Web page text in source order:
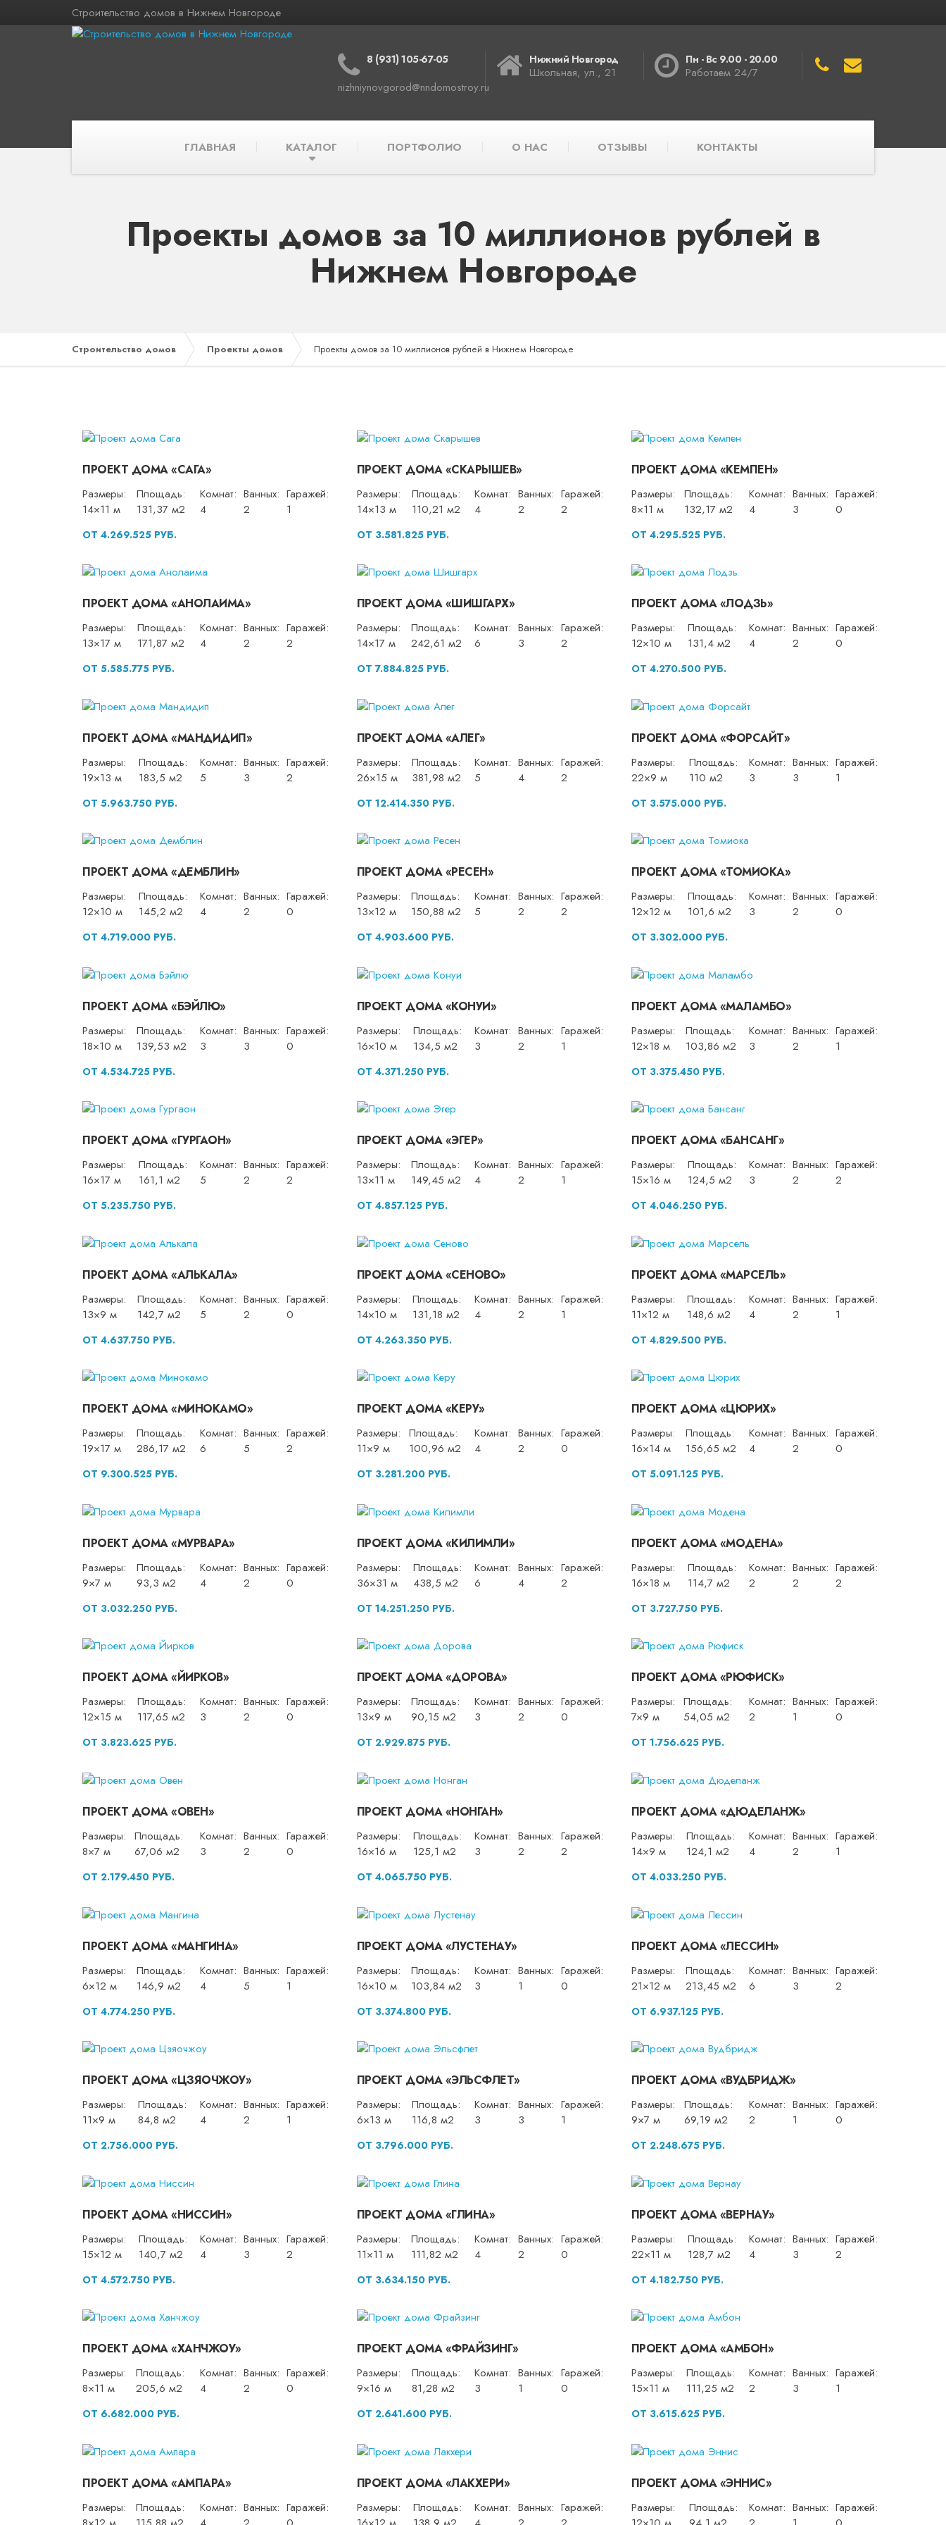
Строительство домов в Нижнем Новгороде
8 (931) 105-67-05
nizhniynovgorod@nndomostroy.ru
Нижний Новгород
Школьная, ул., 21
Пн - Вс 9.00 - 20.00
Работаем 24/7
ГЛАВНАЯ КАТАЛОГ ПОРТФОЛИО О НАС ОТЗЫВЫ КОНТАКТЫ
Проекты домов за 10 миллионов рублей в
Нижнем Новгороде
Строительство домов Проекты домов Проекты домов за 10 миллионов рублей в Нижнем Новгороде
ПРОЕКТ ДОМА «САГА»
Размеры:
14×11 м
Площадь:
131,37 м2
Комнат:
4
Ванных:
2
Гаражей:
1
ОТ 4.269.525 РУБ.
ПРОЕКТ ДОМА «СКАРЫШЕВ»
Размеры:
14×13 м
Площадь:
110,21 м2
Комнат:
4
Ванных:
2
Гаражей:
2
ОТ 3.581.825 РУБ.
ПРОЕКТ ДОМА «КЕМПЕН»
Размеры:
8×11 м
Площадь:
132,17 м2
Комнат:
4
Ванных:
3
Гаражей:
0
ОТ 4.295.525 РУБ.
ПРОЕКТ ДОМА «АНОЛАИМА»
Размеры:
13×17 м
Площадь:
171,87 м2
Комнат:
4
Ванных:
2
Гаражей:
2
ОТ 5.585.775 РУБ.
ПРОЕКТ ДОМА «ШИШГАРХ»
Размеры:
14×17 м
Площадь:
242,61 м2
Комнат:
6
Ванных:
3
Гаражей:
2
ОТ 7.884.825 РУБ.
ПРОЕКТ ДОМА «ЛОДЗЬ»
Размеры:
12×10 м
Площадь:
131,4 м2
Комнат:
4
Ванных:
2
Гаражей:
0
ОТ 4.270.500 РУБ.
ПРОЕКТ ДОМА «МАНДИДИП»
Размеры:
19×13 м
Площадь:
183,5 м2
Комнат:
5
Ванных:
3
Гаражей:
2
ОТ 5.963.750 РУБ.
ПРОЕКТ ДОМА «АЛЕГ»
Размеры:
26×15 м
Площадь:
381,98 м2
Комнат:
5
Ванных:
4
Гаражей:
2
ОТ 12.414.350 РУБ.
ПРОЕКТ ДОМА «ФОРСАЙТ»
Размеры:
22×9 м
Площадь:
110 м2
Комнат:
3
Ванных:
3
Гаражей:
1
ОТ 3.575.000 РУБ.
ПРОЕКТ ДОМА «ДЕМБЛИН»
Размеры:
12×10 м
Площадь:
145,2 м2
Комнат:
4
Ванных:
2
Гаражей:
0
ОТ 4.719.000 РУБ.
ПРОЕКТ ДОМА «РЕСЕН»
Размеры:
13×12 м
Площадь:
150,88 м2
Комнат:
5
Ванных:
2
Гаражей:
2
ОТ 4.903.600 РУБ.
ПРОЕКТ ДОМА «ТОМИОКА»
Размеры:
12×12 м
Площадь:
101,6 м2
Комнат:
3
Ванных:
2
Гаражей:
0
ОТ 3.302.000 РУБ.
ПРОЕКТ ДОМА «БЭЙЛЮ»
Размеры:
18×10 м
Площадь:
139,53 м2
Комнат:
3
Ванных:
3
Гаражей:
0
ОТ 4.534.725 РУБ.
ПРОЕКТ ДОМА «КОНУИ»
Размеры:
16×10 м
Площадь:
134,5 м2
Комнат:
3
Ванных:
2
Гаражей:
1
ОТ 4.371.250 РУБ.
ПРОЕКТ ДОМА «МАЛАМБО»
Размеры:
12×18 м
Площадь:
103,86 м2
Комнат:
3
Ванных:
2
Гаражей:
1
ОТ 3.375.450 РУБ.
ПРОЕКТ ДОМА «ГУРГАОН»
Размеры:
16×17 м
Площадь:
161,1 м2
Комнат:
5
Ванных:
2
Гаражей:
2
ОТ 5.235.750 РУБ.
ПРОЕКТ ДОМА «ЭГЕР»
Размеры:
13×11 м
Площадь:
149,45 м2
Комнат:
4
Ванных:
2
Гаражей:
1
ОТ 4.857.125 РУБ.
ПРОЕКТ ДОМА «БАНСАНГ»
Размеры:
15×16 м
Площадь:
124,5 м2
Комнат:
3
Ванных:
2
Гаражей:
2
ОТ 4.046.250 РУБ.
ПРОЕКТ ДОМА «АЛЬКАЛА»
Размеры:
13×9 м
Площадь:
142,7 м2
Комнат:
5
Ванных:
2
Гаражей:
0
ОТ 4.637.750 РУБ.
ПРОЕКТ ДОМА «СЕНОВО»
Размеры:
14×10 м
Площадь:
131,18 м2
Комнат:
4
Ванных:
2
Гаражей:
1
ОТ 4.263.350 РУБ.
ПРОЕКТ ДОМА «МАРСЕЛЬ»
Размеры:
11×12 м
Площадь:
148,6 м2
Комнат:
4
Ванных:
2
Гаражей:
1
ОТ 4.829.500 РУБ.
ПРОЕКТ ДОМА «МИНОКАМО»
Размеры:
19×17 м
Площадь:
286,17 м2
Комнат:
6
Ванных:
5
Гаражей:
2
ОТ 9.300.525 РУБ.
ПРОЕКТ ДОМА «КЕРУ»
Размеры:
11×9 м
Площадь:
100,96 м2
Комнат:
4
Ванных:
2
Гаражей:
0
ОТ 3.281.200 РУБ.
ПРОЕКТ ДОМА «ЦЮРИХ»
Размеры:
16×14 м
Площадь:
156,65 м2
Комнат:
4
Ванных:
2
Гаражей:
0
ОТ 5.091.125 РУБ.
ПРОЕКТ ДОМА «МУРВАРА»
Размеры:
9×7 м
Площадь:
93,3 м2
Комнат:
4
Ванных:
2
Гаражей:
0
ОТ 3.032.250 РУБ.
ПРОЕКТ ДОМА «КИЛИМЛИ»
Размеры:
36×31 м
Площадь:
438,5 м2
Комнат:
6
Ванных:
4
Гаражей:
2
ОТ 14.251.250 РУБ.
ПРОЕКТ ДОМА «МОДЕНА»
Размеры:
16×18 м
Площадь:
114,7 м2
Комнат:
2
Ванных:
2
Гаражей:
2
ОТ 3.727.750 РУБ.
ПРОЕКТ ДОМА «ЙИРКОВ»
Размеры:
12×15 м
Площадь:
117,65 м2
Комнат:
3
Ванных:
2
Гаражей:
0
ОТ 3.823.625 РУБ.
ПРОЕКТ ДОМА «ДОРОВА»
Размеры:
13×9 м
Площадь:
90,15 м2
Комнат:
3
Ванных:
2
Гаражей:
0
ОТ 2.929.875 РУБ.
ПРОЕКТ ДОМА «РЮФИСК»
Размеры:
7×9 м
Площадь:
54,05 м2
Комнат:
2
Ванных:
1
Гаражей:
0
ОТ 1.756.625 РУБ.
ПРОЕКТ ДОМА «ОВЕН»
Размеры:
8×7 м
Площадь:
67,06 м2
Комнат:
3
Ванных:
2
Гаражей:
0
ОТ 2.179.450 РУБ.
ПРОЕКТ ДОМА «НОНГАН»
Размеры:
16×16 м
Площадь:
125,1 м2
Комнат:
3
Ванных:
2
Гаражей:
2
ОТ 4.065.750 РУБ.
ПРОЕКТ ДОМА «ДЮДЕЛАНЖ»
Размеры:
14×9 м
Площадь:
124,1 м2
Комнат:
4
Ванных:
2
Гаражей:
1
ОТ 4.033.250 РУБ.
ПРОЕКТ ДОМА «МАНГИНА»
Размеры:
6×12 м
Площадь:
146,9 м2
Комнат:
4
Ванных:
5
Гаражей:
1
ОТ 4.774.250 РУБ.
ПРОЕКТ ДОМА «ЛУСТЕНАУ»
Размеры:
16×10 м
Площадь:
103,84 м2
Комнат:
3
Ванных:
1
Гаражей:
0
ОТ 3.374.800 РУБ.
ПРОЕКТ ДОМА «ЛЕССИН»
Размеры:
21×12 м
Площадь:
213,45 м2
Комнат:
6
Ванных:
3
Гаражей:
2
ОТ 6.937.125 РУБ.
ПРОЕКТ ДОМА «ЦЗЯОЧЖОУ»
Размеры:
11×9 м
Площадь:
84,8 м2
Комнат:
4
Ванных:
2
Гаражей:
1
ОТ 2.756.000 РУБ.
ПРОЕКТ ДОМА «ЭЛЬСФЛЕТ»
Размеры:
6×13 м
Площадь:
116,8 м2
Комнат:
3
Ванных:
3
Гаражей:
1
ОТ 3.796.000 РУБ.
ПРОЕКТ ДОМА «ВУДБРИДЖ»
Размеры:
9×7 м
Площадь:
69,19 м2
Комнат:
2
Ванных:
1
Гаражей:
0
ОТ 2.248.675 РУБ.
ПРОЕКТ ДОМА «НИССИН»
Размеры:
15×12 м
Площадь:
140,7 м2
Комнат:
4
Ванных:
3
Гаражей:
2
ОТ 4.572.750 РУБ.
ПРОЕКТ ДОМА «ГЛИНА»
Размеры:
11×11 м
Площадь:
111,82 м2
Комнат:
4
Ванных:
2
Гаражей:
0
ОТ 3.634.150 РУБ.
ПРОЕКТ ДОМА «ВЕРНАУ»
Размеры:
22×11 м
Площадь:
128,7 м2
Комнат:
4
Ванных:
3
Гаражей:
2
ОТ 4.182.750 РУБ.
ПРОЕКТ ДОМА «ХАНЧЖОУ»
Размеры:
8×11 м
Площадь:
205,6 м2
Комнат:
4
Ванных:
2
Гаражей:
0
ОТ 6.682.000 РУБ.
ПРОЕКТ ДОМА «ФРАЙЗИНГ»
Размеры:
9×16 м
Площадь:
81,28 м2
Комнат:
3
Ванных:
1
Гаражей:
0
ОТ 2.641.600 РУБ.
ПРОЕКТ ДОМА «АМБОН»
Размеры:
15×11 м
Площадь:
111,25 м2
Комнат:
2
Ванных:
3
Гаражей:
1
ОТ 3.615.625 РУБ.
ПРОЕКТ ДОМА «АМПАРА»
Размеры:
Площадь:
Комнат: Ванных: Гаражей:
ПРОЕКТ ДОМА «ЛАКХЕРИ»
Размеры:
Площадь:
Комнат: Ванных: Гаражей:
ПРОЕКТ ДОМА «ЭННИС»
Размеры:
Площадь:
Комнат: Ванных: Гаражей: